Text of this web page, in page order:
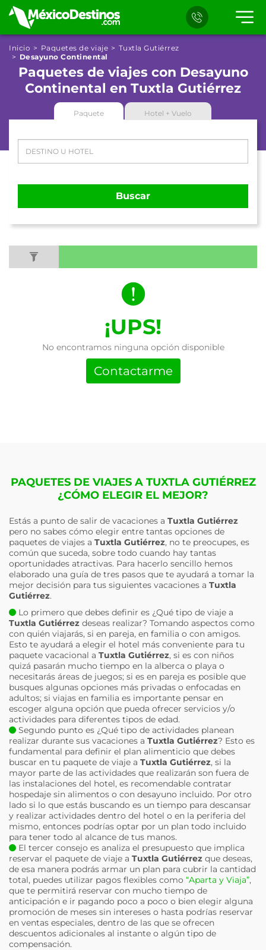
Inicio Paquetes de viaje
Tuxtla Gutiérrez
Desayuno Continental
Paquetes de viajes con Desayuno
Continental en Tuxtla Gutiérrez
Paquete Hotel + Vuelo
Buscar
¡UPS!
No encontramos ninguna opción disponible
Contactarme
PAQUETES DE VIAJES A TUXTLA GUTIÉRREZ
¿CÓMO ELEGIR EL MEJOR?
Estás a punto de salir de vacaciones a Tuxtla Gutiérrez
pero no sabes cómo elegir entre tantas opciones de
paquetes de viajes a Tuxtla Gutiérrez, no te preocupes, es
común que suceda, sobre todo cuando hay tantas
oportunidades atractivas. Para hacerlo sencillo hemos
elaborado una guía de tres pasos que te ayudará a tomar la
mejor decisión para tus siguientes vacaciones a Tuxtla
Gutiérrez.
Lo primero que debes definir es ¿Qué tipo de viaje a
Tuxtla Gutiérrez deseas realizar? Tomando aspectos como
con quién viajarás, si en pareja, en familia o con amigos.
Esto te ayudará a elegir el hotel más conveniente para tu
paquete vacacional a Tuxtla Gutiérrez, si es con niños
quizá pasarán mucho tiempo en la alberca o playa o
necesitarás áreas de juegos; si es en pareja es posible que
busques algunas opciones más privadas o enfocadas en
adultos; si viajas en familia es importante pensar en
escoger alguna opción que pueda ofrecer servicios y/o
actividades para diferentes tipos de edad.
Segundo punto es ¿Qué tipo de actividades planean
realizar durante sus vacaciones a Tuxtla Gutiérrez? Esto es
fundamental para definir el plan alimenticio que debes
buscar en tu paquete de viaje a Tuxtla Gutiérrez, si la
mayor parte de las actividades que realizarán son fuera de
las instalaciones del hotel, es recomendable contratar
hospedaje sin alimentos o con desayuno incluido. Por otro
lado si lo que estás buscando es un tiempo para descansar
y realizar actividades dentro del hotel o en la periferia del
mismo, entonces podrías optar por un plan todo incluido
para tener todo al alcance de tus manos.
El tercer consejo es analiza el presupuesto que implica
reservar el paquete de viaje a Tuxtla Gutiérrez que deseas,
de esa manera podrás armar un plan para cubrir la cantidad
total, puedes utilizar pagos flexibles como “Aparta y Viaja”,
que te permitirá reservar con mucho tiempo de
anticipación e ir pagando poco a poco o bien elegir alguna
promoción de meses sin intereses o hasta podrías reservar
en ventas especiales, dentro de las que se ofrecen
descuentos adicionales al instante o algún tipo de
compensación.